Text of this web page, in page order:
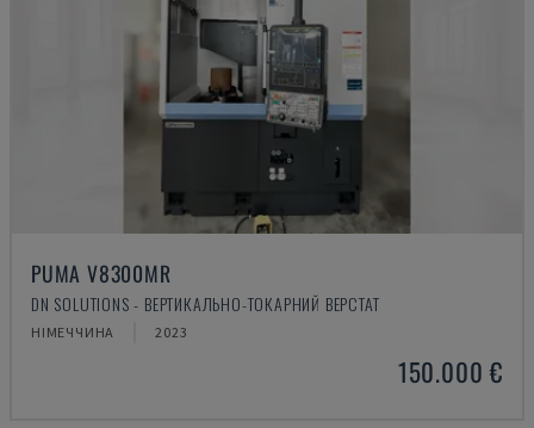
PUMA V8300MR
DN SOLUTIONS - ВЕРТИКАЛЬНО-ТОКАРНИЙ ВЕРСТАТ
НІМЕЧЧИНА 2023
150.000 €